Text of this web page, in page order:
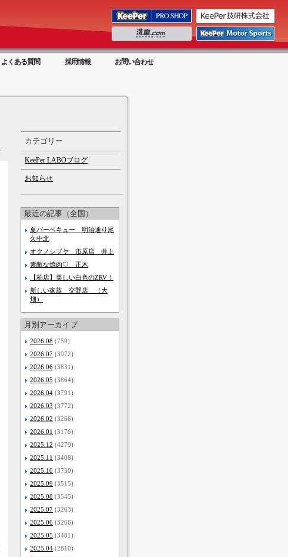
よくある質問 採用情報 お問い合わせ
カテゴリー
KeePer LABOブログ
お知らせ
最近の記事（全国）
夏バーベキュー 明治通り尾
久中北
オクノシブヤ 市原店 井上
素敵な焼肉♡ 正木
【柏店】美しい白色のZRV！
新しい家族 交野店 （大
畑）
月別アーカイブ
2026.08 (759)
2026.07 (3972)
2026.06 (3831)
2026.05 (3864)
2026.04 (3791)
2026.03 (3772)
2026.02 (3266)
2026.01 (3176)
2025.12 (4279)
2025.11 (3408)
2025.10 (3730)
2025.09 (3515)
2025.08 (3545)
2025.07 (3263)
2025.06 (3266)
2025.05 (3481)
2025.04 (2810)